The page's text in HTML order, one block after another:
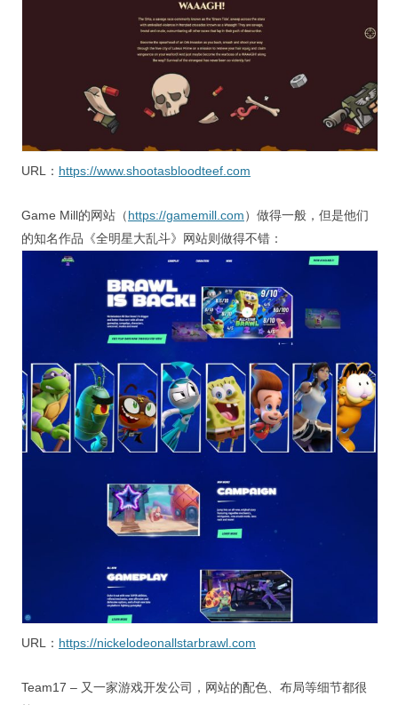
URL： https://www.shootasbloodteef.com
Game Mill的网站（https://gamemill.com）做得一般，但是他们
的知名作品《全明星大乱斗》网站则做得不错：
URL： https://nickelodeonallstarbrawl.com
Team17 – 又一家游戏开发公司，网站的配色、布局等细节都很